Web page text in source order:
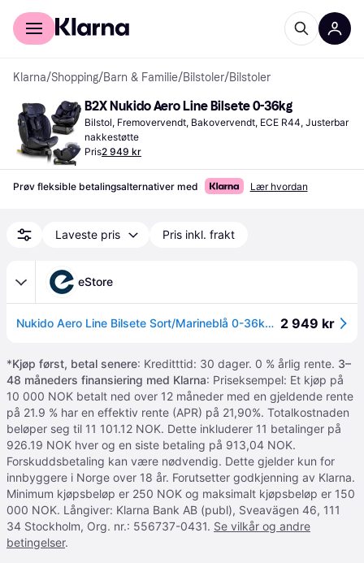
For kunder
Klarna/Shopping/Barn & Familie/Bilstoler/Bilstoler
B2X Nukido Aero Line Bilsete 0-36kg
Bilstol, Fremovervendt, Bakovervendt, ECE R44, Justerbar
nakkestøtte
Pris2 949 kr
Prøv fleksible betalingsalternativer med Lær hvordan
Laveste pris Pris inkl. frakt
eStore
Nukido Aero Line Bilsete Sort/Marineblå 0-36kg ISOFIX 2 949 kr
*Kjøp først, betal senere: Kreditttid: 30 dager. 0 % årlig rente. 3–
48 måneders finansiering med Klarna: Priseksempel: Et kjøp på
10 000 NOK betalt ned over 12 måneder med en gjeldende rente
på 21.9 % har en effektiv rente (APR) på 21,90%. Totalkostnaden
beløper seg til 11 101.12 NOK. Dette inkluderer 11 betalinger på
926.19 NOK hver og en siste betaling på 913,04 NOK.
Forskuddsbetaling kan være nødvendig. Dette gjelder kun for
innbyggere i Norge over 18 år. Forutsetter godkjenning av Klarna.
Minimum kjøpsbeløp er 250 NOK og maksimalt kjøpsbeløp er 150
000 NOK. Långiver: Klarna Bank AB (publ), Sveavägen 46, 111
34 Stockholm, Org. nr.: 556737-0431. Se vilkår og andre
betingelser.